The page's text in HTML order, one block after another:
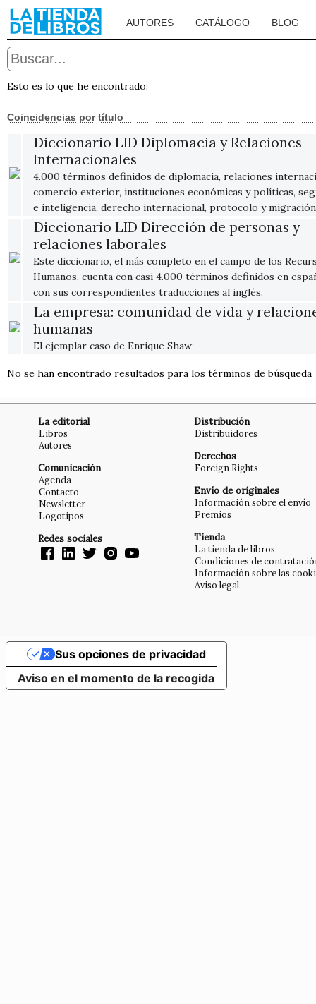
AUTORES CATÁLOGO BLOG
Esto es lo que he encontrado:
Coincidencias por título
Diccionario LID Diplomacia y Relaciones
Internacionales
4.000 términos definidos de diplomacia, relaciones
comercio exterior, instituciones económicas y políticas,
e inteligencia, derecho internacional, protocolo y migración
Diccionario LID Dirección de personas y
relaciones laborales
Este diccionario, el más completo en el campo de los
Humanos, cuenta con casi 4.000 términos definidos en
con sus correspondientes traducciones al inglés.
La empresa: comunidad de vida y
humanas
El ejemplar caso de Enrique Shaw
No se han encontrado resultados para los términos de búsqueda
La editorial
Libros
Autores
Comunicación
Agenda
Contacto
Newsletter
Logotipos
Redes sociales
Distribución
Distribuidores
Derechos
Foreign Rights
Envío de originales
Información sobre el envío
Premios
Tienda
La tienda de libros
Condiciones de
Información sobre las
Aviso legal
Aviso en el momento de la recogida
Sus opciones de privacidad